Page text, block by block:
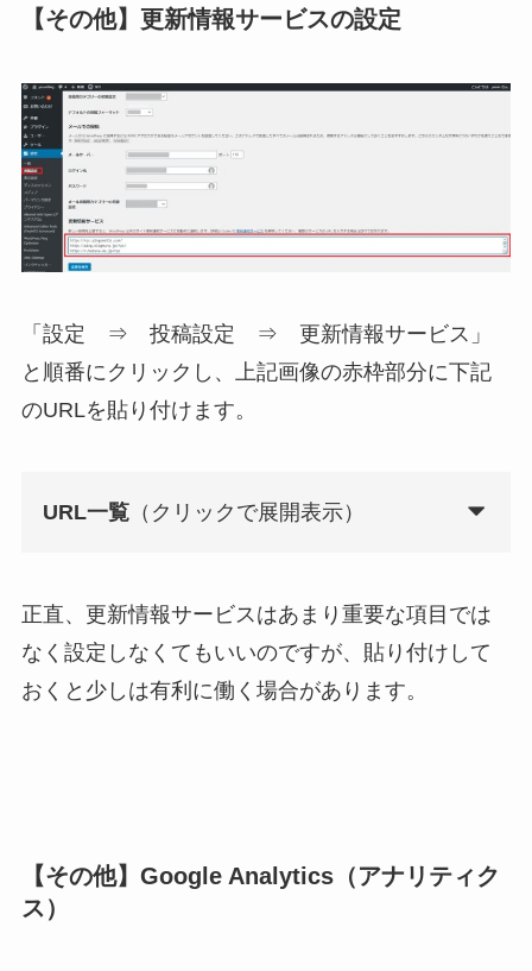
【その他】更新情報サービスの設定
「設定 ⇒ 投稿設定 ⇒ 更新情報サービス」
と順番にクリックし、上記画像の赤枠部分に下記
のURLを貼り付けます。
URL一覧（クリックで展開表示）
正直、更新情報サービスはあまり重要な項目では
なく設定しなくてもいいのですが、貼り付けして
おくと少しは有利に働く場合があります。
【その他】Google Analytics（アナリティク
ス）